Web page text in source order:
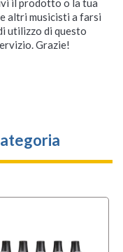
il prodotto o la tua
altri musicisti a farsi
utilizzo di questo
Grazie!